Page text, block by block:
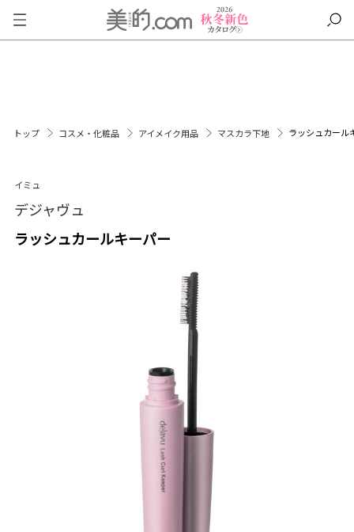
トップ コスメ・化粧品 アイメイク用品 マスカラ下地 ラッシュカール
イミュ
デジャヴュ
ラッシュカールキーパー